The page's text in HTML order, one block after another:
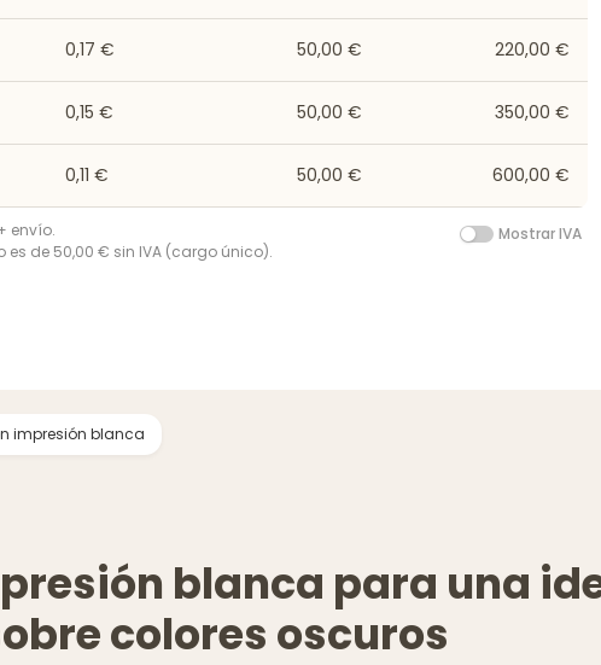
0,17 € 50,00 € 220,00 €
0,15 € 50,00 € 350,00 €
0,11 € 50,00 € 600,00 €
envío.
es de 50,00 € sin IVA (cargo único).
Mostrar IVA
impresión blanca
blanca para una
colores oscuros